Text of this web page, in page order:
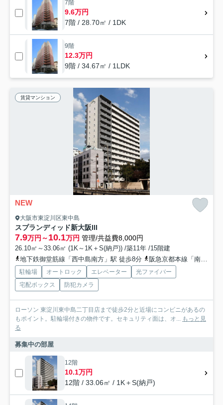
7階
9.6万円
7階 / 28.70㎡ / 1DK
9階
12.3万円
9階 / 34.67㎡ / 1LDK
賃貸マンション
NEW
大阪市東淀川区東中島
スプランディッド新大阪III
7.9万円～10.1万円 管理/共益費8,000円
26.10㎡～33.06㎡ (1K～1K＋S(納戸)) /築11年 /15階建
地下鉄御堂筋線「西中島南方」駅 徒歩8分
阪急京都本線「南方」駅 徒歩7分
駐輪場 オートロック エレベーター
光ファイバー
宅配ボックス
防犯カメラ
ローソン 東淀川東中島二丁目店まで徒歩2分と近場にコンビニがあるの
もポイント。駐輪場付きの物件です。セキュリティ面は、オ... もっと見
る
募集中の部屋
12階
10.1万円
12階 / 33.06㎡ / 1K＋S(納戸)